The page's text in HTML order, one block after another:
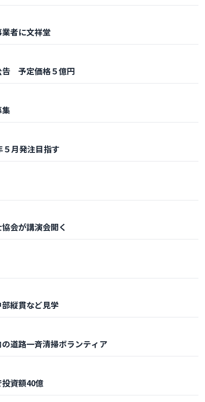
者に文祥堂
告 予定価格５億円
月発注目指す
会が講演会開く
縦貫など見学
道路一斉清掃ボランティア
資額40億